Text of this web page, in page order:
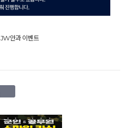
JW안과 이벤트